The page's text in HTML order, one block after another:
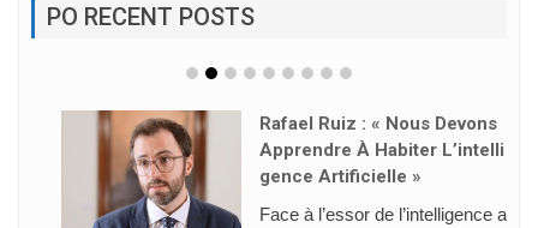
PO RECENT POSTS
Rafael Ruiz : « Nous Devons
Apprendre À Habiter L’intelli
Gence Artificielle »
Face à l’essor de l’intelligence a